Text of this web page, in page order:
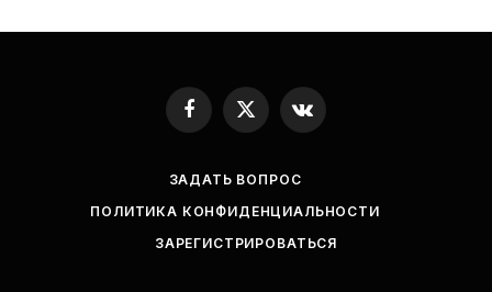
Facebook
X
(Twitter)
VKontakte
ЗАДАТЬ ВОПРОС
ПОЛИТИКА КОНФИДЕНЦИАЛЬНОСТИ
ЗАРЕГИСТРИРОВАТЬСЯ